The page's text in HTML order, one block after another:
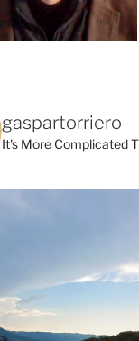
gaspartorriero
It's More Complicated